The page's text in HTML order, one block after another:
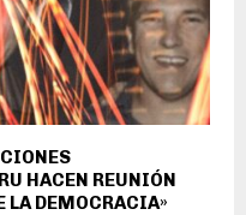
HACEN REUNIÓN
LA DEMOCRACIA»